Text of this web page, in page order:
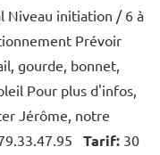
Niveau initiation / 6 à
Prévoir
gourde, bonnet,
Pour plus d'infos,
Jérôme, notre
Tarif:30